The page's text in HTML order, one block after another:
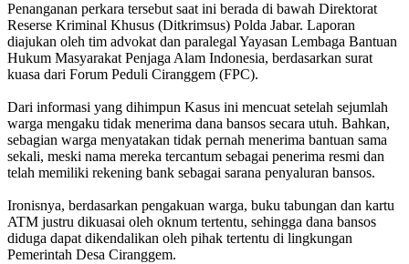
‎Penanganan perkara tersebut saat ini berada di bawah Direktorat
Reserse Kriminal Khusus (Ditkrimsus) Polda Jabar. Laporan
diajukan oleh tim advokat dan paralegal Yayasan Lembaga Bantuan
Hukum Masyarakat Penjaga Alam Indonesia, berdasarkan surat
kuasa dari Forum Peduli Ciranggem (FPC).
‎Dari informasi yang dihimpun Kasus ini mencuat setelah sejumlah
warga mengaku tidak menerima dana bansos secara utuh. Bahkan,
sebagian warga menyatakan tidak pernah menerima bantuan sama
sekali, meski nama mereka tercantum sebagai penerima resmi dan
telah memiliki rekening bank sebagai sarana penyaluran bansos.
‎Ironisnya, berdasarkan pengakuan warga, buku tabungan dan kartu
ATM justru dikuasai oleh oknum tertentu, sehingga dana bansos
diduga dapat dikendalikan oleh pihak tertentu di lingkungan
Pemerintah Desa Ciranggem.